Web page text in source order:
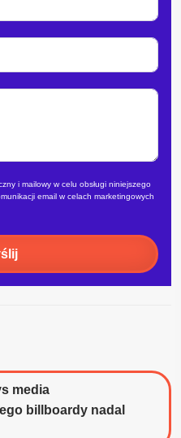
i mailowy w celu obsługi niniejszego
email w celach marketingowych
media
billboardy nadal